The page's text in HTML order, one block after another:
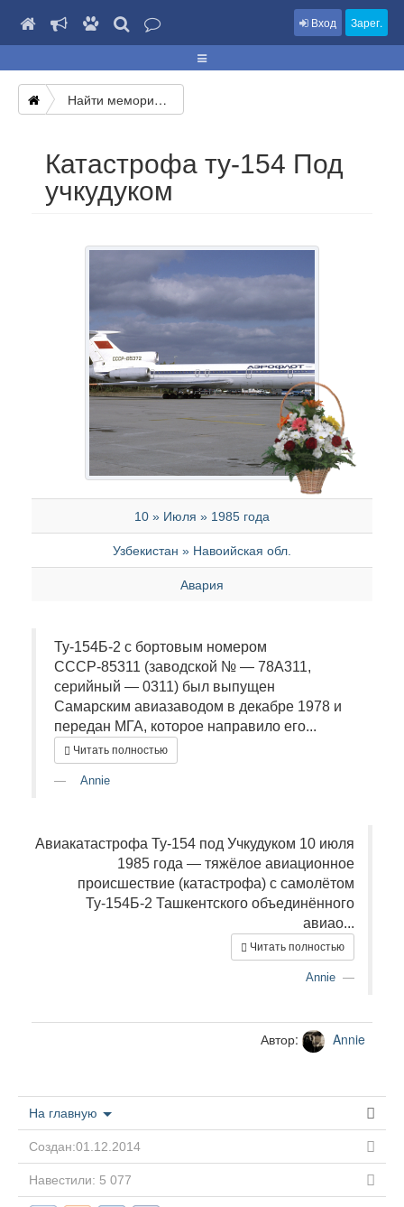
Вход Зарег.
Найти мемориал
Катастрофа ту-154 Под
учкудуком
10 » Июля » 1985 года
Узбекистан » Навоийская обл.
Авария
Ту-154Б-2 с бортовым номером
СССР-85311 (заводской № — 78A311,
серийный — 0311) был выпущен
Самарским авиазаводом в декабре 1978 и
передан МГА, которое направило его...
Читать полностью
Annie
Авиакатастрофа Ту-154 под Учкудуком 10 июля
1985 года — тяжёлое авиационное
происшествие (катастрофа) с самолётом
Ту-154Б-2 Ташкентского объединённого
авиао...
Читать полностью
Annie
Автор: Annie
На главную
Создан:01.12.2014
Навестили: 5 077